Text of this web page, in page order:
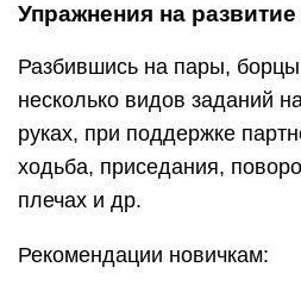
Упражнения на
Разбившись на пары,
несколько видов заданий
руках, при поддержке
ходьба, приседания,
плечах и др.
Рекомендации новичкам: